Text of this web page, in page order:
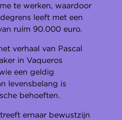
te werken, waardoor
leeft met een
ruim 90.000 euro.
verhaal van Pascal
in Vaqueros
een geldig
levensbelang is
behoeften.
ernaar bewustzijn